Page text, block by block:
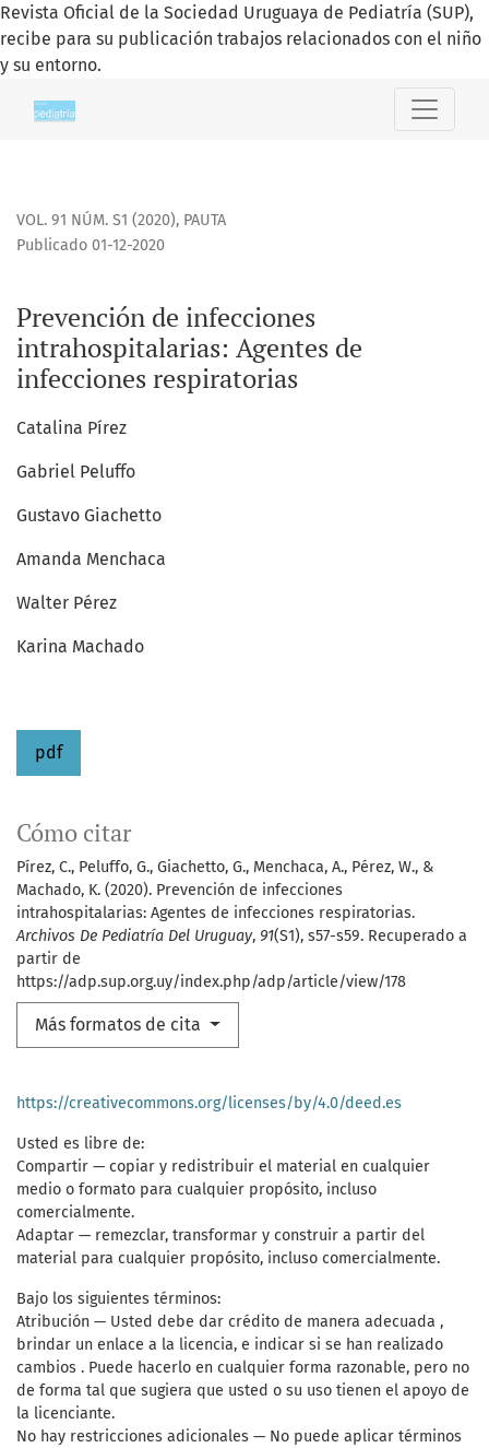
Revista Oficial de la Sociedad Uruguaya de Pediatría (SUP),
recibe para su publicación trabajos relacionados con el niño
y su entorno.
VOL. 91 NÚM. S1 (2020), PAUTA
Prevención de infecciones
intrahospitalarias: Agentes de
infecciones respiratorias
Publicado 01-12-2020
Catalina Pírez
Gabriel Peluffo
Gustavo Giachetto
Amanda Menchaca
Walter Pérez
Karina Machado
pdf
Cómo citar
Pírez, C., Peluffo, G., Giachetto, G., Menchaca, A., Pérez, W., &
Machado, K. (2020). Prevención de infecciones
intrahospitalarias: Agentes de infecciones respiratorias.
Archivos De Pediatría Del Uruguay, 91(S1), s57-s59. Recuperado a
partir de
https://adp.sup.org.uy/index.php/adp/article/view/178
Más formatos de cita
https://creativecommons.org/licenses/by/4.0/deed.es
Usted es libre de:
Compartir — copiar y redistribuir el material en cualquier
medio o formato para cualquier propósito, incluso
comercialmente.
Adaptar — remezclar, transformar y construir a partir del
material para cualquier propósito, incluso comercialmente.
Bajo los siguientes términos:
Atribución — Usted debe dar crédito de manera adecuada ,
brindar un enlace a la licencia, e indicar si se han realizado
cambios . Puede hacerlo en cualquier forma razonable, pero no
de forma tal que sugiera que usted o su uso tienen el apoyo de
la licenciante.
No hay restricciones adicionales — No puede aplicar términos